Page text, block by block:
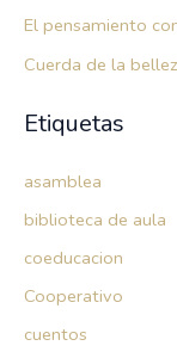
El pensamiento
Cuerda de la
Etiquetas
asamblea
biblioteca de aula
coeducacion
Cooperativo
cuentos